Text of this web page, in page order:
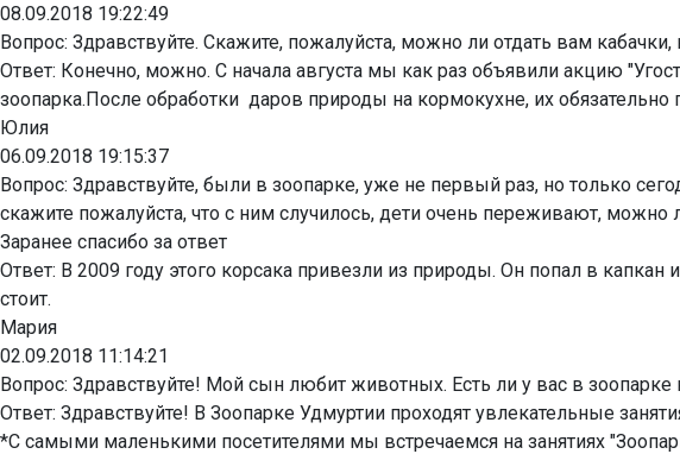
08.09.2018 19:22:49
Вопрос: Здравствуйте. Скажите, пожалуйста, можно ли отдать вам
Ответ: Конечно, можно. С начала августа мы как раз объявили акцию
зоопарка.После обработки даров природы на кормокухне, их
Юлия
06.09.2018 19:15:37
Вопрос: Здравствуйте, были в зоопарке, уже не первый раз, но только
скажите пожалуйста, что с ним случилось, дети очень переживают,
Заранее спасибо за ответ
Ответ: В 2009 году этого корсака привезли из природы. Он попал в
стоит.
Мария
02.09.2018 11:14:21
Вопрос: Здравствуйте! Мой сын любит животных. Есть ли у вас в зоопарке
Ответ: Здравствуйте! В Зоопарке Удмуртии проходят увлекательные
*С самыми маленькими посетителями мы встречаемся на занятиях